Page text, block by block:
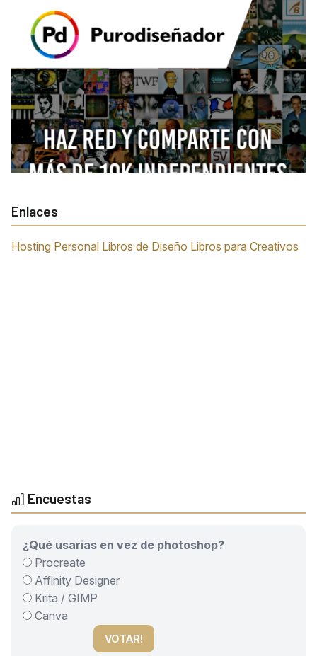
Enlaces
Hosting Personal Libros de Diseño Libros para Creativos
Encuestas
¿Qué usarias en vez de photoshop?
Procreate
Affinity Designer
Krita / GIMP
Canva
VOTAR!